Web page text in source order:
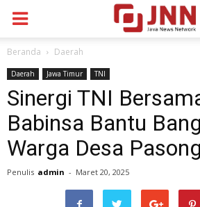
Beranda Daerah
Daerah Jawa Timur TNI
Sinergi TNI
Babinsa Bantu
Warga Desa
Penulis admin - Maret 20, 2025